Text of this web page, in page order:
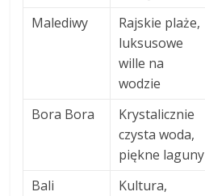
Malediwy
Rajskie plaże,
luksusowe
wille na
wodzie
Bora Bora
Krystalicznie
czysta woda,
piękne laguny
Bali
Kultura,